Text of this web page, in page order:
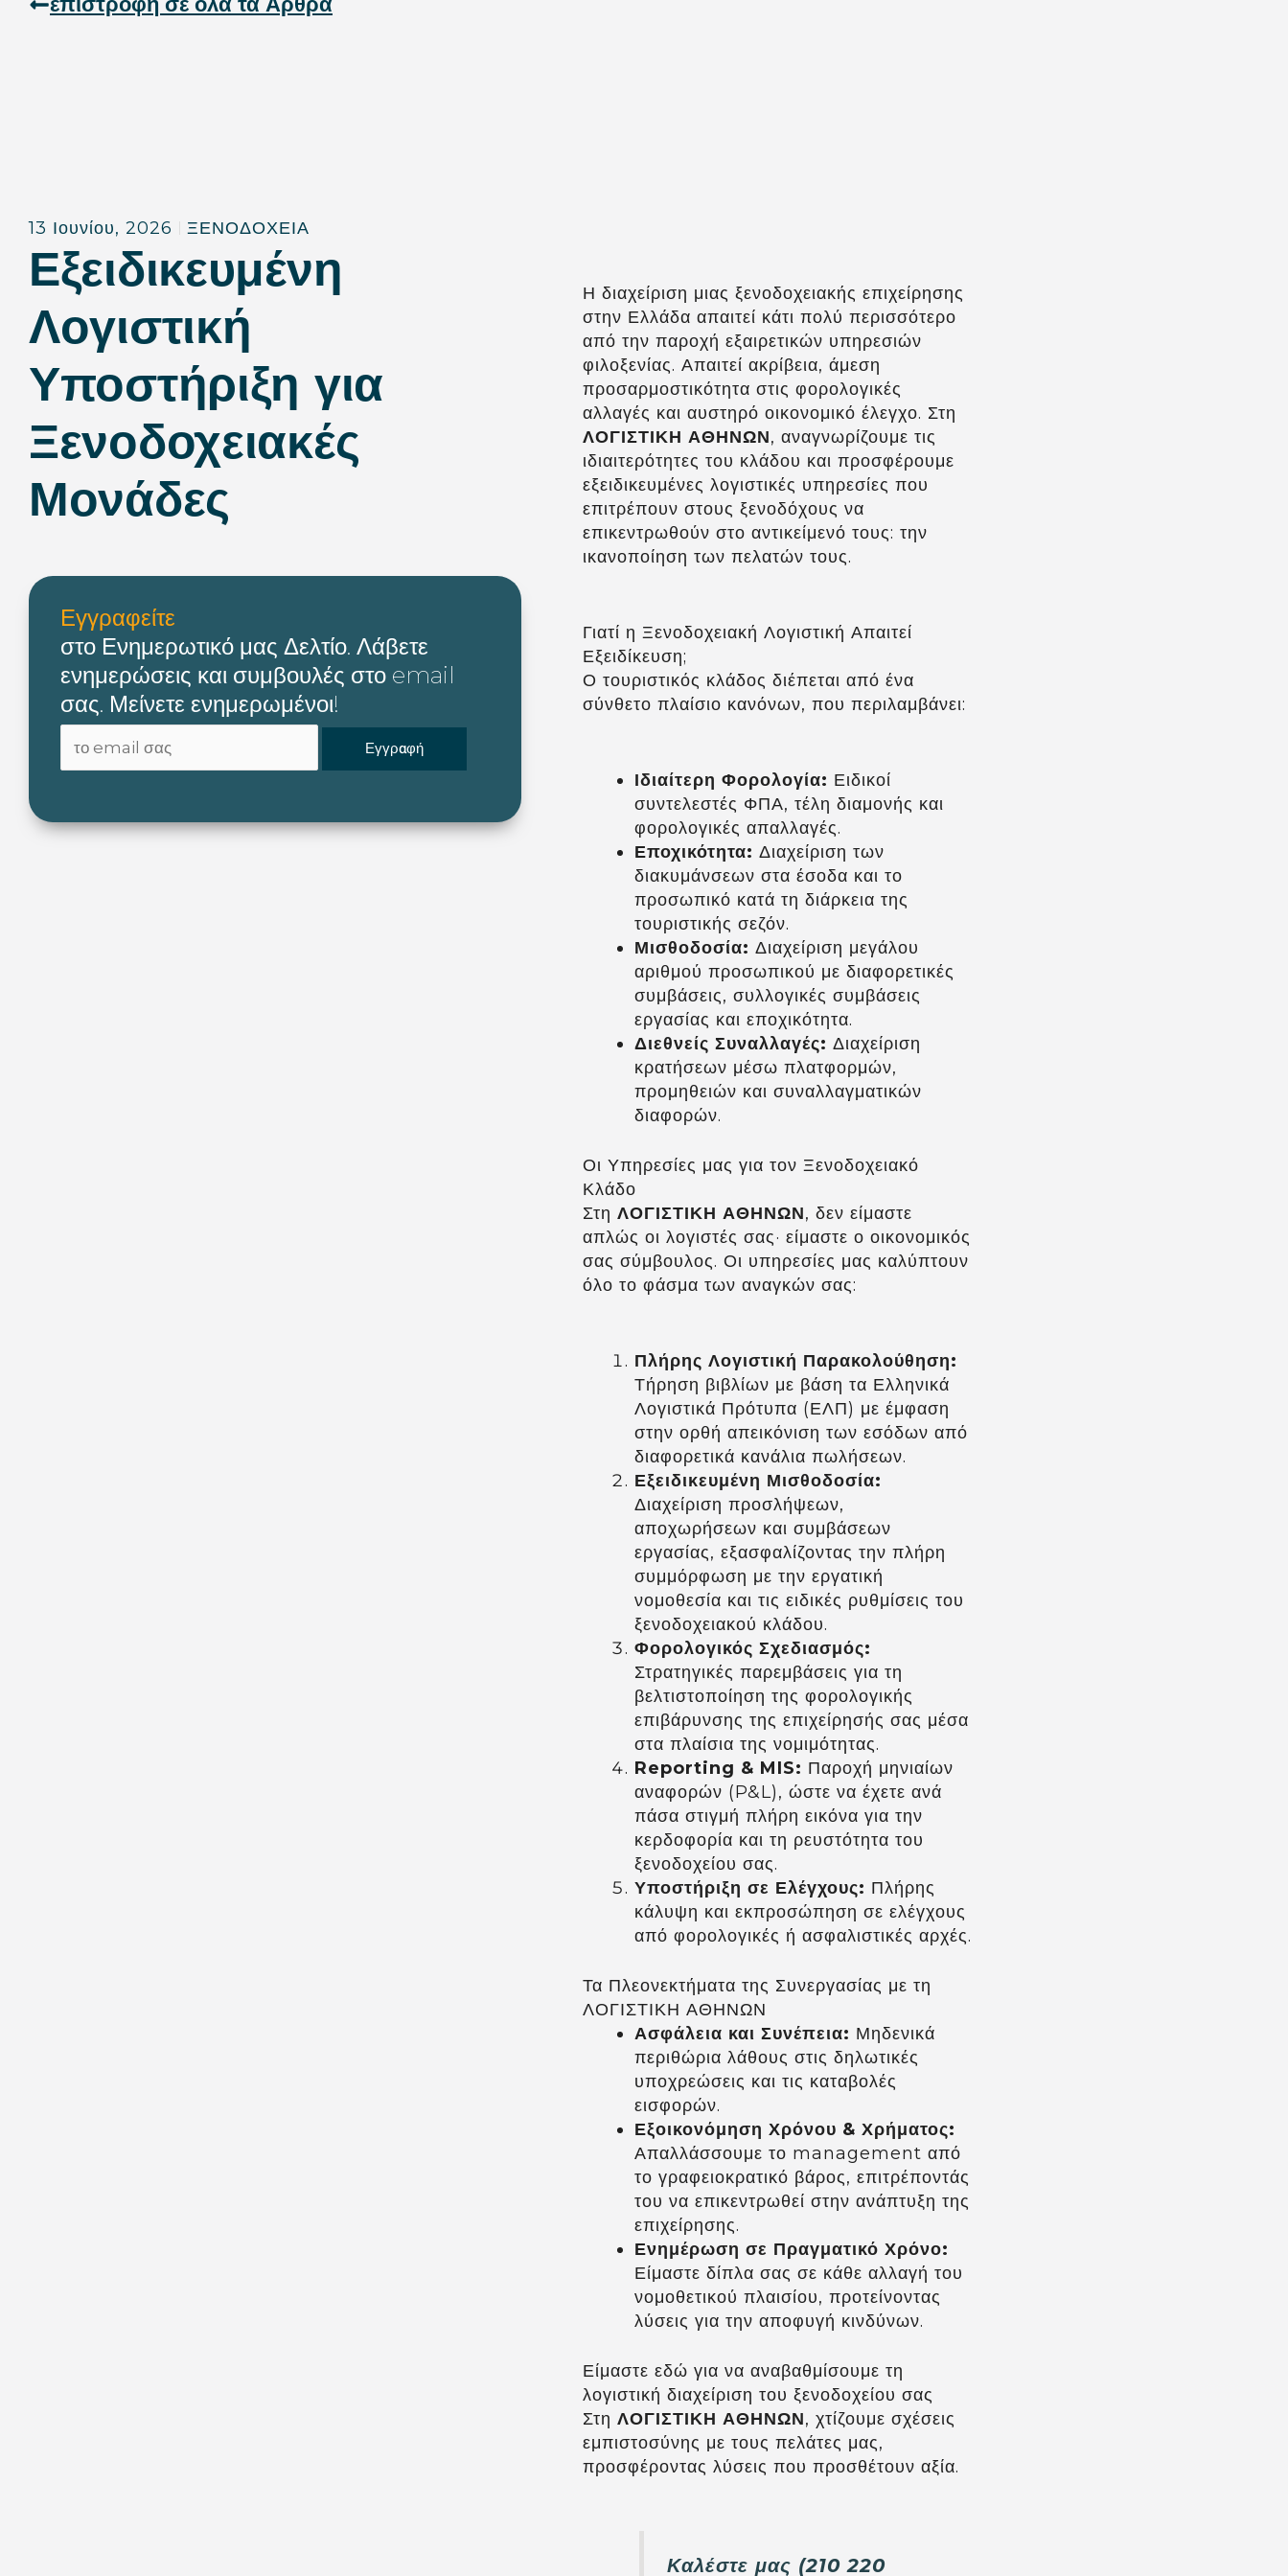
13 Ιουνίου, 2026 ΞΕΝΟΔΟΧΕΙΑ
Εξειδικευμένη
Λογιστική
Υποστήριξη για
Ξενοδοχειακές
Μονάδες
Εγγραφείτε
στο Ενημερωτικό μας Δελτίο. Λάβετε
ενημερώσεις και συμβουλές στο email
σας. Μείνετε ενημερωμένοι!
Η διαχείριση μιας ξενοδοχειακής επιχείρησης
στην Ελλάδα απαιτεί κάτι πολύ περισσότερο
από την παροχή εξαιρετικών υπηρεσιών
φιλοξενίας. Απαιτεί ακρίβεια, άμεση
προσαρμοστικότητα στις φορολογικές
αλλαγές και αυστηρό οικονομικό έλεγχο. Στη
ΛΟΓΙΣΤΙΚΗ ΑΘΗΝΩΝ, αναγνωρίζουμε τις
ιδιαιτερότητες του κλάδου και προσφέρουμε
εξειδικευμένες λογιστικές υπηρεσίες που
επιτρέπουν στους ξενοδόχους να
επικεντρωθούν στο αντικείμενό τους: την
ικανοποίηση των πελατών τους.
Γιατί η Ξενοδοχειακή Λογιστική Απαιτεί
Εξειδίκευση;
Ο τουριστικός κλάδος διέπεται από ένα
σύνθετο πλαίσιο κανόνων, που περιλαμβάνει:
Ιδιαίτερη Φορολογία: Ειδικοί
συντελεστές ΦΠΑ, τέλη διαμονής και
φορολογικές απαλλαγές.
Εποχικότητα: Διαχείριση των
διακυμάνσεων στα έσοδα και το
προσωπικό κατά τη διάρκεια της
τουριστικής σεζόν.
Μισθοδοσία: Διαχείριση μεγάλου
αριθμού προσωπικού με διαφορετικές
συμβάσεις, συλλογικές συμβάσεις
εργασίας και εποχικότητα.
Διεθνείς Συναλλαγές: Διαχείριση
κρατήσεων μέσω πλατφορμών,
προμηθειών και συναλλαγματικών
διαφορών.
Οι Υπηρεσίες μας για τον Ξενοδοχειακό
Κλάδο
Στη ΛΟΓΙΣΤΙΚΗ ΑΘΗΝΩΝ, δεν είμαστε
απλώς οι λογιστές σας· είμαστε ο οικονομικός
σας σύμβουλος. Οι υπηρεσίες μας καλύπτουν
όλο το φάσμα των αναγκών σας:
Πλήρης Λογιστική Παρακολούθηση:
Τήρηση βιβλίων με βάση τα Ελληνικά
Λογιστικά Πρότυπα (ΕΛΠ) με έμφαση
στην ορθή απεικόνιση των εσόδων από
διαφορετικά κανάλια πωλήσεων.
Εξειδικευμένη Μισθοδοσία:
Διαχείριση προσλήψεων,
αποχωρήσεων και συμβάσεων
εργασίας, εξασφαλίζοντας την πλήρη
συμμόρφωση με την εργατική
νομοθεσία και τις ειδικές ρυθμίσεις του
ξενοδοχειακού κλάδου.
Φορολογικός Σχεδιασμός:
Στρατηγικές παρεμβάσεις για τη
βελτιστοποίηση της φορολογικής
επιβάρυνσης της επιχείρησής σας μέσα
στα πλαίσια της νομιμότητας.
Reporting & MIS: Παροχή μηνιαίων
αναφορών (P&L), ώστε να έχετε ανά
πάσα στιγμή πλήρη εικόνα για την
κερδοφορία και τη ρευστότητα του
ξενοδοχείου σας.
Υποστήριξη σε Ελέγχους: Πλήρης
κάλυψη και εκπροσώπηση σε ελέγχους
από φορολογικές ή ασφαλιστικές αρχές.
Τα Πλεονεκτήματα της Συνεργασίας με τη
ΛΟΓΙΣΤΙΚΗ ΑΘΗΝΩΝ
Ασφάλεια και Συνέπεια: Μηδενικά
περιθώρια λάθους στις δηλωτικές
υποχρεώσεις και τις καταβολές
εισφορών.
Εξοικονόμηση Χρόνου & Χρήματος:
Απαλλάσσουμε το management από
το γραφειοκρατικό βάρος, επιτρέποντάς
του να επικεντρωθεί στην ανάπτυξη της
επιχείρησης.
Ενημέρωση σε Πραγματικό Χρόνο:
Είμαστε δίπλα σας σε κάθε αλλαγή του
νομοθετικού πλαισίου, προτείνοντας
λύσεις για την αποφυγή κινδύνων.
Είμαστε εδώ για να αναβαθμίσουμε τη
λογιστική διαχείριση του ξενοδοχείου σας
Στη ΛΟΓΙΣΤΙΚΗ ΑΘΗΝΩΝ, χτίζουμε σχέσεις
εμπιστοσύνης με τους πελάτες μας,
προσφέροντας λύσεις που προσθέτουν αξία.
Καλέστε μας (210 220